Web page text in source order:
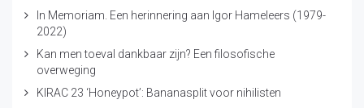
In Memoriam. Een herinnering aan Igor Hameleers (1979-
2022)
Kan men toeval dankbaar zijn? Een filosofische
overweging
KIRAC 23 ‘Honeypot’: Bananasplit voor nihilisten